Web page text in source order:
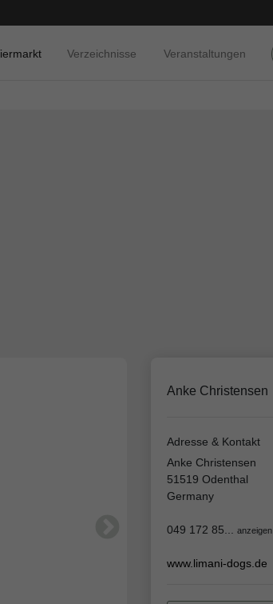
Verzeichnisse Veranstaltungen
Anke Christensen
Adresse & Kontakt
Anke Christensen
51519 Odenthal
Germany
049 172 85... anzeigen
www.limani-dogs.de